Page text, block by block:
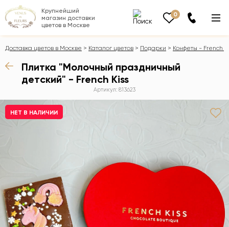
Крупнейший
магазин доставки
цветов в Москве
0
Доставка цветов в Москве Каталог цветов Подарки Конфеты - French
Плитка "Молочный праздничный
детский" - French Kiss
Артикул: 813623
НЕТ В НАЛИЧИИ